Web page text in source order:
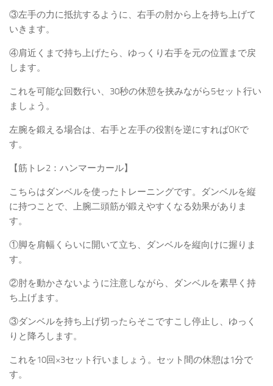
③左手の力に抵抗するように、右手の肘から上を持ち上げて
いきます。
④肩近くまで持ち上げたら、ゆっくり右手を元の位置まで戻
します。
これを可能な回数行い、30秒の休憩を挟みながら5セット行い
ましょう。
左腕を鍛える場合は、右手と左手の役割を逆にすればOKで
す。
【筋トレ2：ハンマーカール】
こちらはダンベルを使ったトレーニングです。
ダンベルを縦
に持つことで、上腕二頭筋が鍛えやすくなる効果がありま
す。
①脚を肩幅くらいに開いて立ち、ダンベルを縦向けに握りま
す。
②肘を動かさないように注意しながら、ダンベルを素早く持
ち上げます。
③ダンベルを持ち上げ切ったらそこですこし停止し、ゆっく
りと降ろします。
これを10回×3セット行いましょう。セット間の休憩は1分で
す。